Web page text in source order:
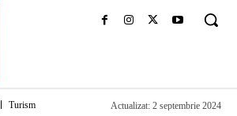
Turism Actualizat: 2 septembrie 2024